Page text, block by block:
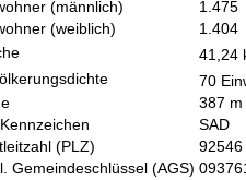
(männlich)
1.475
(weiblich)
1.404
41,24
70
387 m
SAD
(PLZ)
92546
Gemeindeschlüssel (AGS)